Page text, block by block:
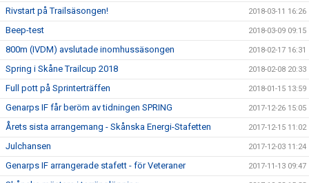
Rivstart på Trailsäsongen! 2018-03-11 16:26
Beep-test 2018-03-09 09:15
800m (IVDM) avslutade inomhussäsongen 2018-02-17 16:31
Spring i Skåne Trailcup 2018 2018-02-08 20:33
Full pott på Sprinterträffen 2018-01-15 13:59
Genarps IF får beröm av tidningen SPRING 2017-12-26 15:05
Årets sista arrangemang - Skånska Energi-Stafetten 2017-12-15 11:02
Julchansen 2017-12-03 11:24
Genarps IF arrangerade stafett - för Veteraner 2017-11-13 09:47